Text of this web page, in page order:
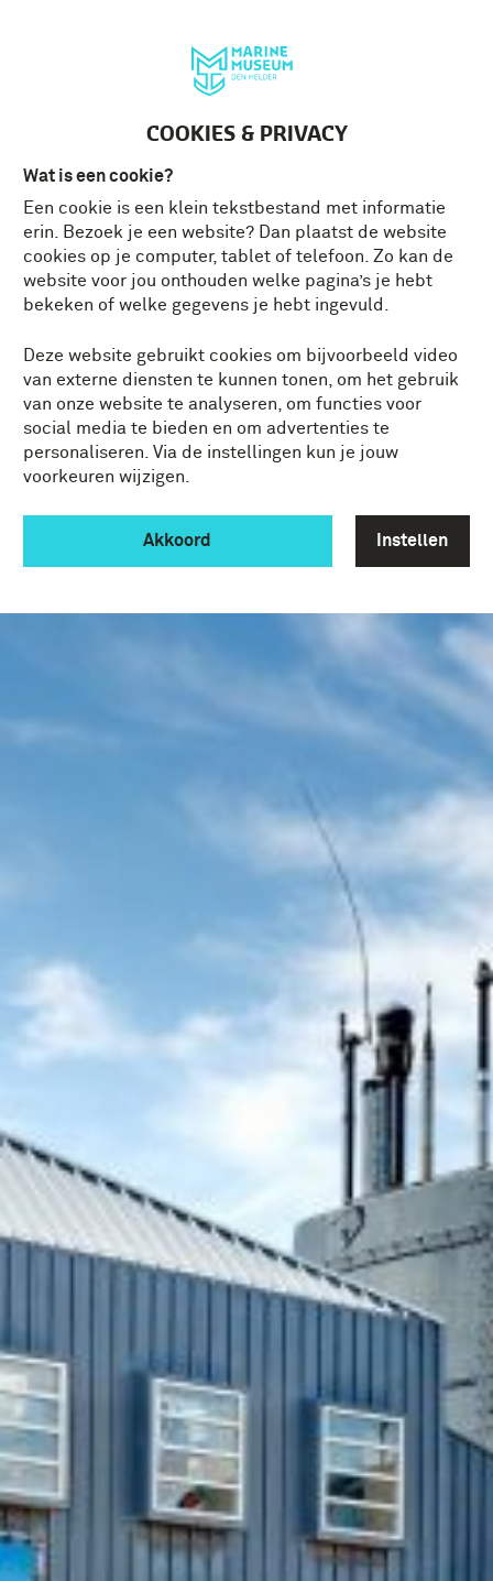
COOKIES & PRIVACY
Wat is een cookie?
Een cookie is een klein tekstbestand met informatie
erin. Bezoek je een website? Dan plaatst de website
cookies op je computer, tablet of telefoon. Zo kan de
website voor jou onthouden welke pagina’s je hebt
bekeken of welke gegevens je hebt ingevuld.
Deze website gebruikt cookies om bijvoorbeeld video
van externe diensten te kunnen tonen, om het gebruik
van onze website te analyseren, om functies voor
social media te bieden en om advertenties te
personaliseren. Via de instellingen kun je jouw
voorkeuren wijzigen.
Akkoord Instellen